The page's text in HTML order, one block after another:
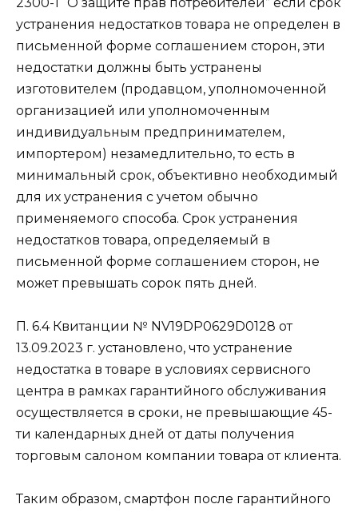
устранения недостатков товара не определен в
письменной форме соглашением сторон, эти
недостатки должны быть устранены
изготовителем (продавцом, уполномоченной
организацией или уполномоченным
индивидуальным предпринимателем,
импортером) незамедлительно, то есть в
минимальный срок, объективно необходимый
для их устранения с учетом обычно
применяемого способа. Срок устранения
недостатков товара, определяемый в
письменной форме соглашением сторон, не
может превышать сорок пять дней.
П. 6.4 Квитанции № NV19DP0629D0128 от
13.09.2023 г. установлено, что устранение
недостатка в товаре в условиях сервисного
центра в рамках гарантийного обслуживания
осуществляется в сроки, не превышающие 45-
ти календарных дней от даты получения
торговым салоном компании товара от клиента.
Таким образом, смартфон после гарантийного